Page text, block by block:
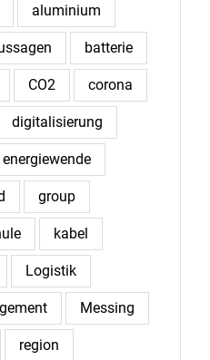
aluminium
batterie
CO2 corona
digitalisierung
energiewende
group
kabel
Logistik
Messing
region